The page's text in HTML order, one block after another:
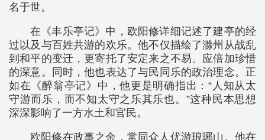
名于世。
在《丰乐亭记》中，欧阳修详细记述了建亭的经
过以及与百姓共游的欢乐。他不仅描绘了滁州从战乱
到和平的变迁，更寄托了安定来之不易、应倍加珍惜
的深意。同时，他也表达了与民同乐的政治理念。正
如在《醉翁亭记》中，他更是明确指出：“人知从太
守游而乐，而不知太守之乐其乐也。”这种民本思想
深深影响了一方水土和官民。
欧阳修在政事之余，常同众人优游琅琊山。他在